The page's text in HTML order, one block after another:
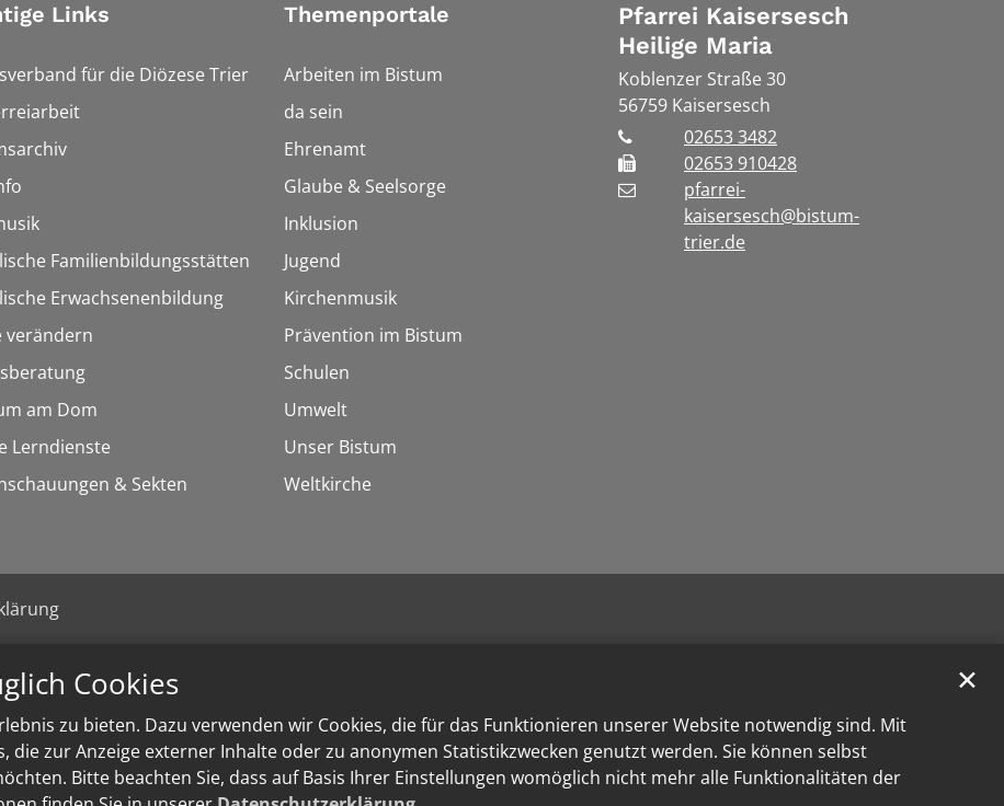
Cookies
zu bieten. Dazu verwenden wir Cookies, die für das Funktionieren unserer Website notwendig sind. Mit
die zur Anzeige externer Inhalte oder zu anonymen Statistikzwecken genutzt werden. Sie können selbst
Bitte beachten Sie, dass auf Basis Ihrer Einstellungen womöglich nicht mehr alle Funktionalitäten der
✕
Links
für die Diözese Trier
Familienbildungsstätten
Erwachsenenbildung
verändern
am Dom
Lerndienste
& Sekten
Themenportale
Arbeiten im Bistum
da sein
Ehrenamt
Glaube & Seelsorge
Inklusion
Jugend
Kirchenmusik
Prävention im Bistum
Schulen
Umwelt
Unser Bistum
Weltkirche
Pfarrei Kaisersesch
Heilige Maria
Koblenzer Straße 30
56759 Kaisersesch
02653 3482
02653 910428
pfarrei-
kaisersesch@bistum-
trier.de